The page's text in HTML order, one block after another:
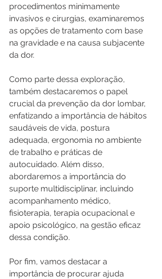
procedimentos minimamente
invasivos e cirurgias, examinaremos
as opções de tratamento com base
na gravidade e na causa subjacente
da dor.
Como parte dessa exploração,
também destacaremos o papel
crucial da prevenção da dor lombar,
enfatizando a importância de hábitos
saudáveis de vida, postura
adequada, ergonomia no ambiente
de trabalho e práticas de
autocuidado. Além disso,
abordaremos a importância do
suporte multidisciplinar, incluindo
acompanhamento médico,
fisioterapia, terapia ocupacional e
apoio psicológico, na gestão eficaz
dessa condição.
Por fim, vamos destacar a
importância de procurar ajuda